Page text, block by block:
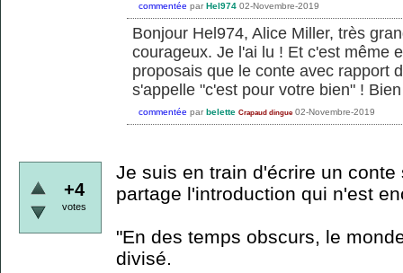
commentée par Hel974 02-Novembre-2019
Bonjour Hel974, Alice Miller, très
courageux. Je l'ai lu ! Et c'est même
proposais que le conte avec rapport
s'appelle "c'est pour votre bien" !
commentée par belette Crapaud dingue 02-Novembre-2019
+4
votes
Je suis en train d'écrire un
partage l'introduction qui n'est
"En des temps obscurs, le
divisé.